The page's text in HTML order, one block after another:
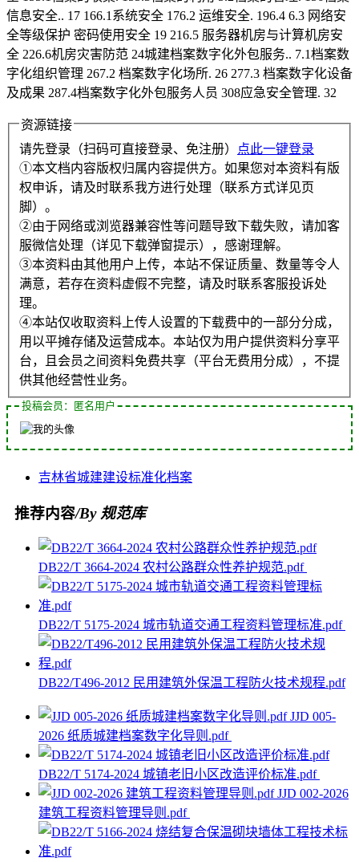
信息安全.. 17 166.1系统安全 176.2 运维安全. 196.4 6.3 网络安
全等级保护 密码使用安全 19 216.5 服务器机房与计算机房安
全 226.6机房灾害防范 24城建档案数字化外包服务.. 7.1档案数
字化组织管理 267.2 档案数字化场所. 26 277.3 档案数字化设备
及成果 287.4档案数字化外包服务人员 308应急安全管理. 32
资源链接
请先登录（扫码可直接登录、免注册）
点此一键登录
①本文档内容版权归属内容提供方。如果您对本资料有版
权申诉，请及时联系我方进行处理（联系方式详见页
脚）。
②由于网络或浏览器兼容性等问题导致下载失败，请加客
服微信处理（详见下载弹窗提示），感谢理解。
③本资料由其他用户上传，本站不保证质量、数量等令人
满意，若存在资料虚假不完整，请及时联系客服投诉处
理。
④本站仅收取资料上传人设置的下载费中的一部分分成，
用以平摊存储及运营成本。本站仅为用户提供资料分享平
台，且会员之间资料免费共享（平台无费用分成），不提
供其他经营性业务。
投稿会员：匿名用户
吉林省城建建设标准化档案
推荐内容/By 规范库
DB22/T 3664-2024 农村公路群众性养护规范.pdf
DB22/T 5175-2024 城市轨道交通工程资料管理标准.pdf
DB22/T496-2012 民用建筑外保温工程防火技术规程.pdf
JJD 005-
2026 纸质城建档案数字化导则.pdf
DB22/T 5174-2024 城镇老旧小区改造评价标准.pdf
JJD 002-2026
建筑工程资料管理导则.pdf